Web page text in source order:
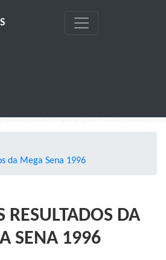
da Mega Sena 1996
RESULTADOS DA
SENA 1996